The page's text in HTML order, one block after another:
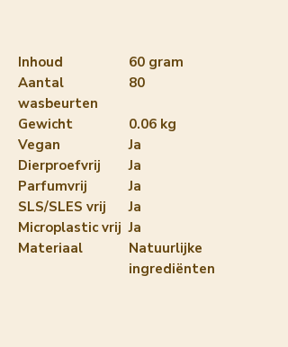
Inhoud
60 gram
Aantal
wasbeurten
80
Gewicht
0.06 kg
Vegan
Ja
Dierproefvrij
Ja
Parfumvrij
Ja
SLS/SLES vrij
Ja
Microplastic vrij Ja
Materiaal
Natuurlijke
ingrediënten